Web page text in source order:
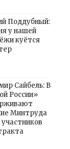
Поддубный:
у нашей
куётся
Сайбель: В
России»
Минтруда